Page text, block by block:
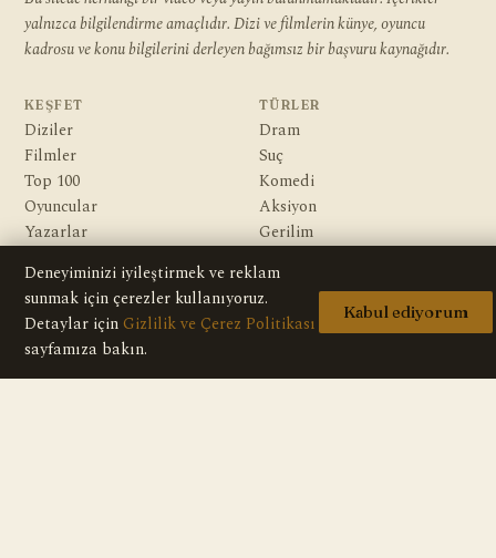
yalnızca bilgilendirme amaçlıdır. Dizi ve filmlerin künye, oyuncu
kadrosu ve konu bilgilerini derleyen bağımsız bir başvuru kaynağıdır.
KEŞFET
Diziler
Filmler
Top 100
Oyuncular
Yazarlar
TÜRLER
Dram
Suç
Komedi
Aksiyon
Gerilim
Macera
Bilim Kurgu & Fantazi
KURUMSAL
Hakkımızda
Deneyiminizi iyileştirmek ve reklam
sunmak için çerezler kullanıyoruz.
Detaylar için Gizlilik ve Çerez Politikası
sayfamıza bakın.
Kabul ediyorum